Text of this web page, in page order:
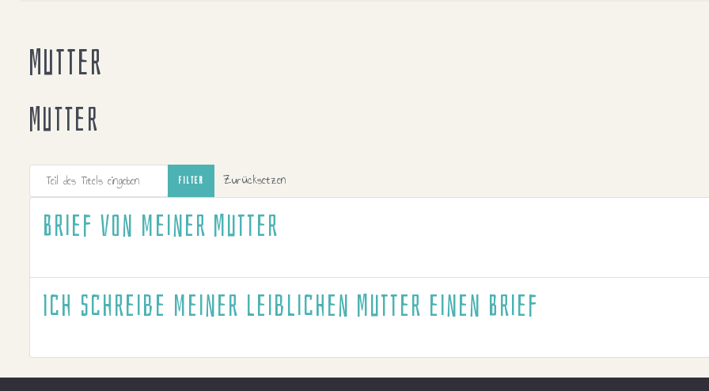
Mutter
Mutter
Teil des Titels eingeben
FILTER Zurücksetzen
Brief von meiner Mutter
Ich schreibe meiner leiblichen Mutter einen Brief